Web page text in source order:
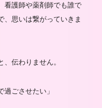
看護師や薬剤師でも誰で
、思いは繋がっていきま
伝わりません。
過ごさせたい」